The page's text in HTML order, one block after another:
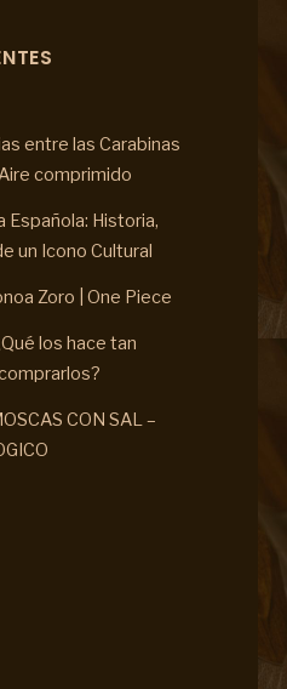
entre las Carabinas
comprimido
Española: Historia,
un Icono Cultural
Zoro | One Piece
los hace tan
CON SAL –